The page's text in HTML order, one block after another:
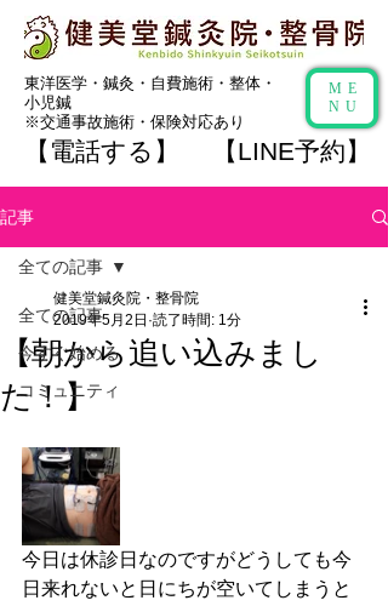
​東洋医学・鍼灸 ・自費施術・整体・
小児鍼
​※交通事故施術 ・保険対応あり
ME
NU
【電話する】 【LINE予約】
記事
全ての記事
今すぐ始める
コミュニティ
全ての記事
【朝から追い込みまし
た！】
健美堂鍼灸院・整骨院
2019年5月2日 読了時間: 1分
今日は休診日なのですがどうしても今
日来れないと日にちが空いてしまうと